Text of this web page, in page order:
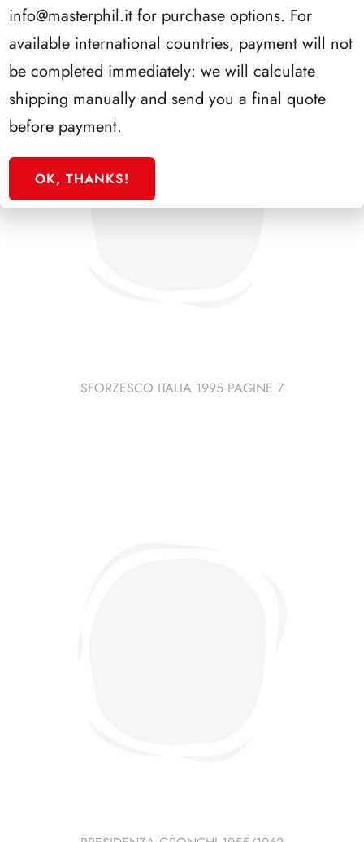
SFORZESCO ITALIA 1995 PAGINE 7
info@masterphil.it for purchase options. For
available international countries, payment will not
be completed immediately: we will calculate
shipping manually and send you a final quote
before payment.
OK, THANKS!